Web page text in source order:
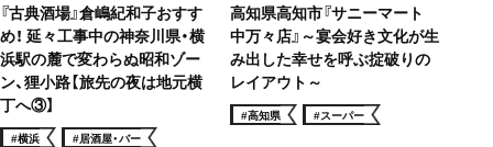
『古典酒場』倉嶋紀和子おすす
め！ 延々工事中の神奈川県・横
浜駅の麓で変わらぬ昭和ゾー
ン、狸小路【旅先の夜は地元横
丁へ③】
#横浜 #居酒屋・バー
高知県高知市『サニーマート
中万々店』～宴会好き文化が生
み出した幸せを呼ぶ掟破りの
レイアウト～
#高知県 #スーパー